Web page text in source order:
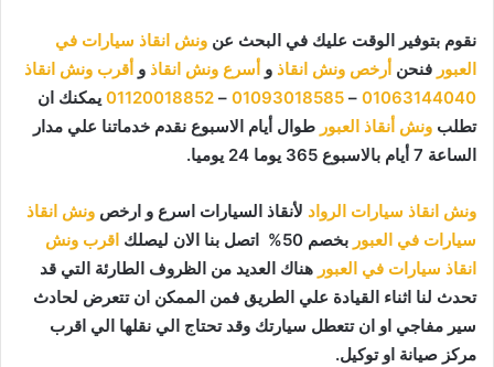
نقوم بتوفير الوقت عليك في البحث عن ونش انقاذ سيارات في
العبور فنحن أرخص ونش انقاذ و أسرع ونش انقاذ و أقرب ونش انقاذ
01063144040
–
01093018585
–
01120018852 يمكنك ان
تطلب ونش أنقاذ العبور طوال أيام الاسبوع نقدم خدماتنا علي مدار
الساعة 7 أيام بالاسبوع 365 يوما 24 يوميا.
ونش انقاذ سيارات الرواد لأنقاذ السيارات اسرع و ارخص ونش انقاذ
سيارات في العبور بخصم 50% اتصل بنا الان ليصلك
اقرب ونش
انقاذ سيارات في العبور هناك العديد من الظروف الطارئة التي قد
تحدث لنا اثناء القيادة علي الطريق فمن الممكن ان تتعرض لحادث
سير مفاجي او ان تتعطل سيارتك وقد تحتاج الي نقلها الي اقرب
مركز صيانة او توكيل.